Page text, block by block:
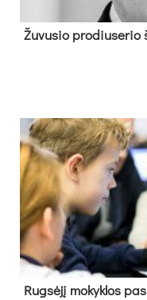
Žu­vu­sio pro­diu­se­rio
Rug­sė­jį mo­kyk­los